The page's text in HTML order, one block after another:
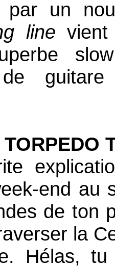
par un
line vient
de
TORPEDO
end au
de ton
la
Hélas,